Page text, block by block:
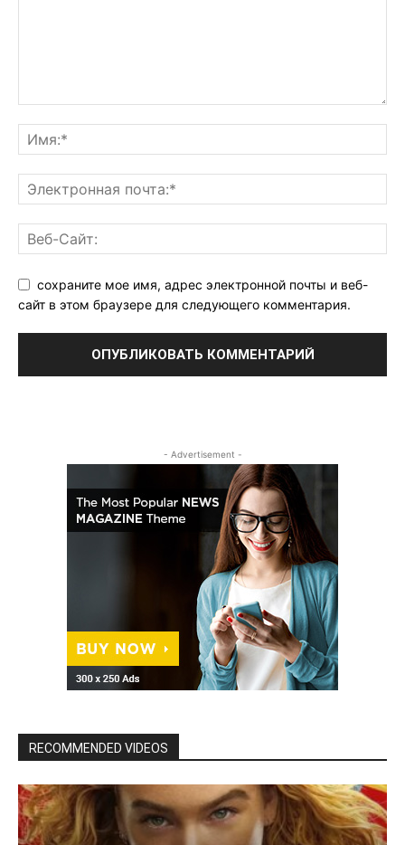
сохраните мое имя, адрес электронной почты и веб-
сайт в этом браузере для следующего комментария.
- Advertisement -
RECOMMENDED VIDEOS